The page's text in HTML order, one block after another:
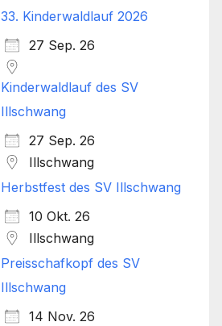
33. Kinderwaldlauf 2026
27 Sep. 26
Kinderwaldlauf des SV
Illschwang
27 Sep. 26
Illschwang
Herbstfest des SV Illschwang
10 Okt. 26
Illschwang
Preisschafkopf des SV
Illschwang
14 Nov. 26